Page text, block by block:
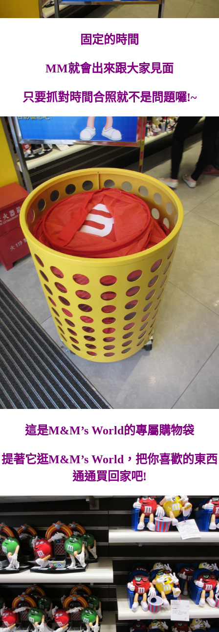
固定的時間
MM就會出來跟大家見面
只要抓對時間合照就不是問題囉!~
這是M&M’s World的專屬購物袋
提著它逛M&M’s World，把你喜歡的東西
通通買回家吧!